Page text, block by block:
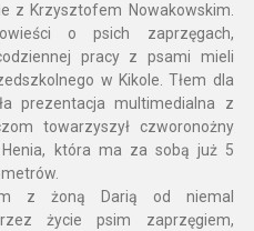
z Krzysztofem Nowakowskim.
o psich zaprzęgach,
pracy z psami mieli
w Kikole. Tłem dla
prezentacja multimedialna z
towarzyszył czworonożny
która ma za sobą już 5
z żoną Darią od niemal
życie psim zaprzęgiem,